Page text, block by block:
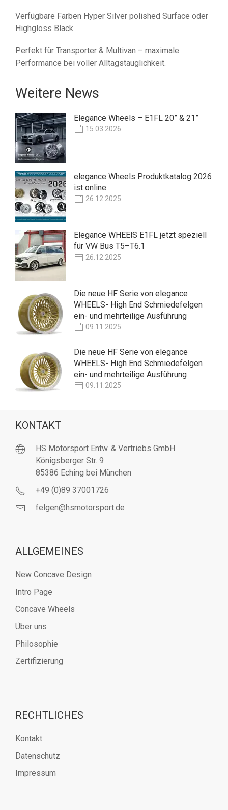
Verfügbare Farben Hyper Silver polished Surface oder
Highgloss Black.
Perfekt für Transporter & Multivan – maximale
Performance bei voller Alltagstauglichkeit.
Weitere News
Elegance Wheels – E1FL 20” & 21”
15.03.2026
elegance Wheels Produktkatalog 2026
ist online
26.12.2025
Elegance WHEElS E1FL jetzt speziell
für VW Bus T5–T6.1
26.12.2025
Die neue HF Serie von elegance
WHEELS- High End Schmiedefelgen
ein- und mehrteilige Ausführung
09.11.2025
Die neue HF Serie von elegance
WHEELS- High End Schmiedefelgen
ein- und mehrteilige Ausführung
09.11.2025
KONTAKT
HS Motorsport Entw. & Vertriebs GmbH
Königsberger Str. 9
85386 Eching bei München
+49 (0)89 37001726
felgen@hsmotorsport.de
ALLGEMEINES
New Concave Design
Intro Page
Concave Wheels
Über uns
Philosophie
Zertifizierung
RECHTLICHES
Kontakt
Datenschutz
Impressum